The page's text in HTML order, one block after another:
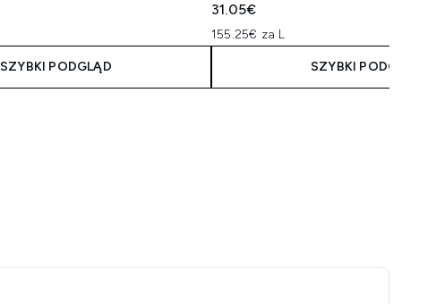
SZYBKI PODGLĄD
31.05€
155.25€ za L
SZYBKI PODGLĄD